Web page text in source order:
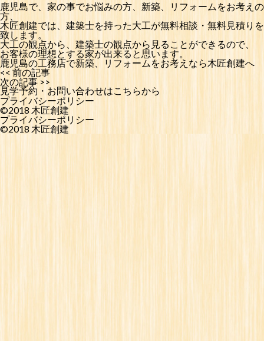
鹿児島で、家の事でお悩みの方、新築、リフォームをお考えの
方、
木匠創建では、建築士を持った大工が無料相談・無料見積りを
致します。
大工の観点から、建築士の観点から見ることができるので、
お客様の理想とする家が出来ると思います。
鹿児島の工務店で新築、リフォームをお考えなら木匠創建へ
<< 前の記事
次の記事 >>
見学予約・お問い合わせはこちらから
プライバシーポリシー
©2018 木匠創建
プライバシーポリシー
©2018 木匠創建